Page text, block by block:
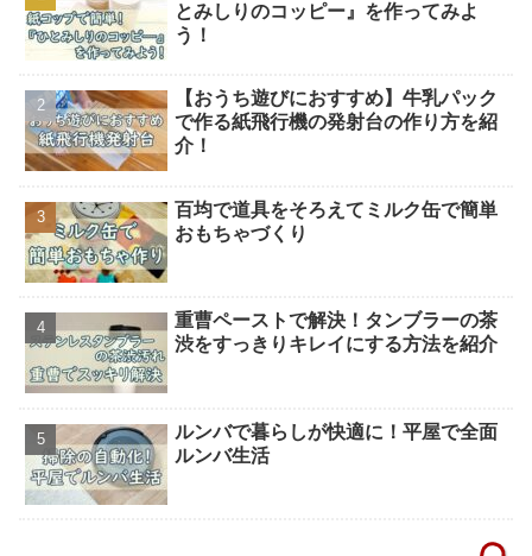
とみしりのコッピー』を作ってみよ
う！
【おうち遊びにおすすめ】牛乳パック
で作る紙飛行機の発射台の作り方を紹
介！
百均で道具をそろえてミルク缶で簡単
おもちゃづくり
重曹ペーストで解決！タンブラーの茶
渋をすっきりキレイにする方法を紹介
ルンバで暮らしが快適に！平屋で全面
ルンバ生活